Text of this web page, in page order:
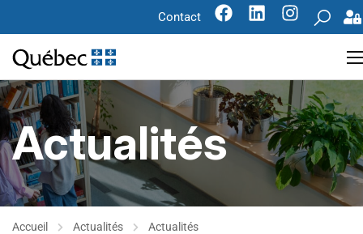
Contact
Actualités
Accueil Actualités Actualités